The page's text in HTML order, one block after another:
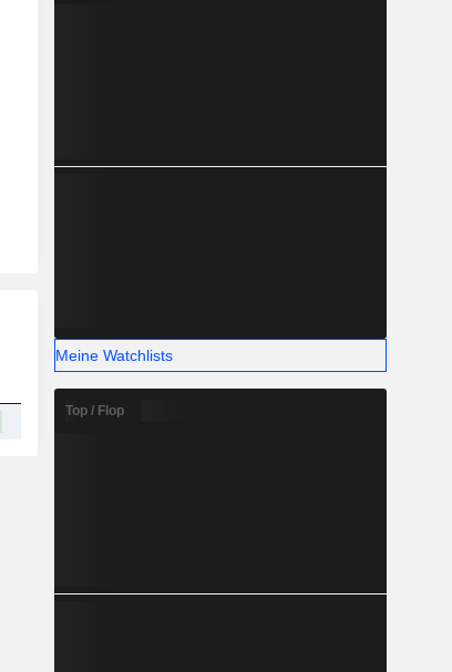
Kap. KF MF LF
Meine Watchlists
Top / Flop